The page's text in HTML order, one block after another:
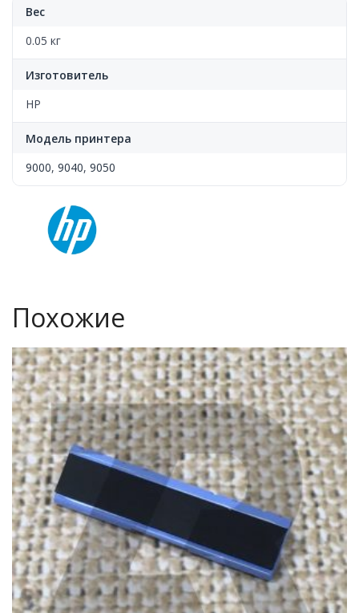
RF5-
000,
(o)
Вес
0.05 кг
Изготовитель
HP
Модель принтера
9000, 9040, 9050
Похожие